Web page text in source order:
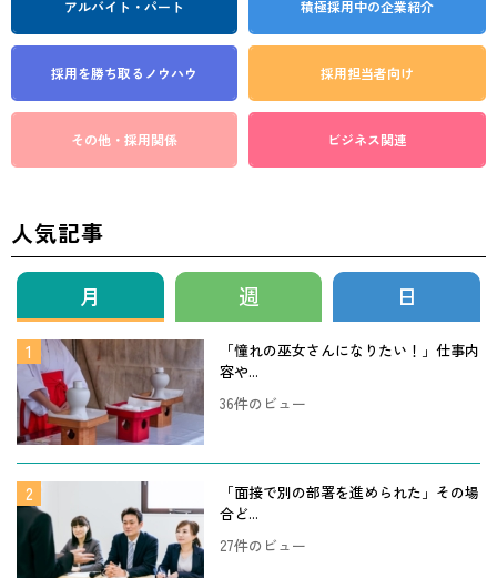
アルバイト・パート 積極採用中の企業紹介
採用を勝ち取る ノウハウ 採用担当者向け
その他・採用関係 ビジネス関連
人気記事
月 週 日
「憧れの巫女さんになりたい！」仕事内
容や...
36件のビュー
「面接で別の部署を進められた」その場
合ど...
27件のビュー